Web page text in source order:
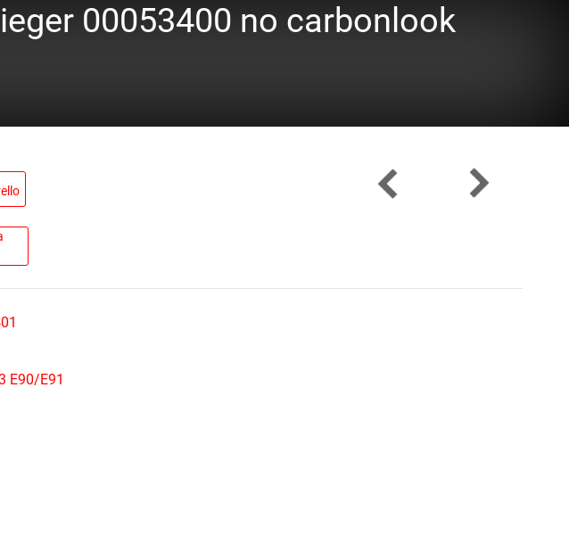
00053400 no carbonlook
E90/E91